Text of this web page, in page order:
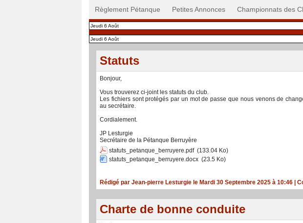
Règlement Pétanque Petites Annonces Championnats des
Jeudi 6 Août
Jeudi 6 Août
Statuts
Bonjour,
Vous trouverez ci-joint les statuts du club.
Les fichiers sont protégés par un mot de passe que nous venons de
au secrétaire.
Cordialement.
JP Lesturgie
Secrétaire de la Pétanque Berruyère
statuts_petanque_berruyere.pdf (133.04 Ko)
statuts_petanque_berruyere.docx (23.5 Ko)
Rédigé par Jean-pierre Lesturgie le Mardi 30 Septembre 2025 à 10:46
Charte de bonne conduite